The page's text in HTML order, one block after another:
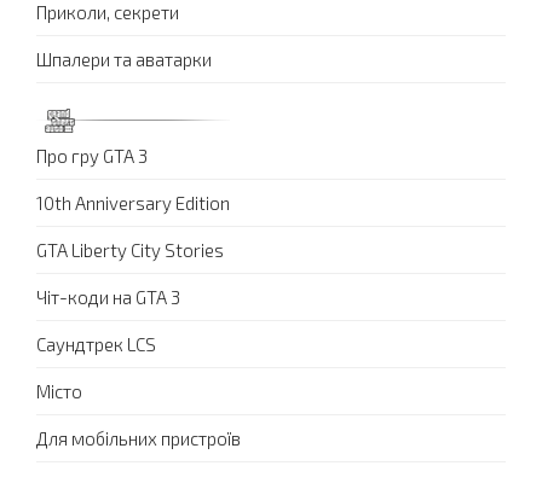
Приколи, секрети
Шпалери та аватарки
Про гру GTA 3
10th Anniversary Edition
GTA Liberty City Stories
Чіт-коди на GTA 3
Саундтрек LCS
Місто
Для мобільних пристроїв